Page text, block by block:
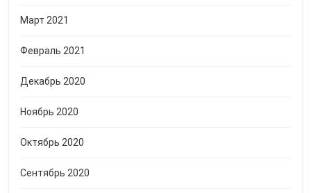
Март 2021
Февраль 2021
Декабрь 2020
Ноябрь 2020
Октябрь 2020
Сентябрь 2020